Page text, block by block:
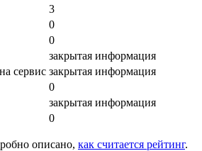
3
0
0
закрытая информация
сервис закрытая информация
0
закрытая информация
0
описано, как считается рейтинг.